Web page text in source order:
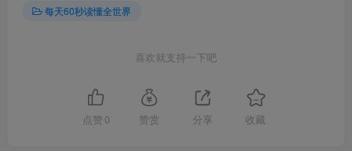
每天60秒读懂全世界
喜欢就支持一下吧
点赞 0 赞赏 分享 收藏